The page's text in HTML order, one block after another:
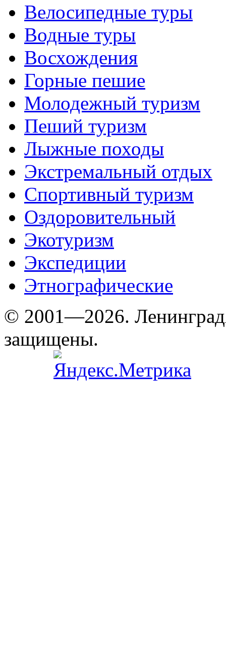
Велосипедные туры
Водные туры
Восхождения
Горные пешие
Молодежный туризм
Пеший туризм
Лыжные походы
Экстремальный отдых
Спортивный туризм
Оздоровительный
Экотуризм
Экспедиции
Этнографические
© 2001—2026.
защищены.